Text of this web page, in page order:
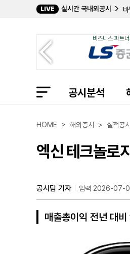
LIVE 실시간 국내외공시
비즈니스 파트
공시분석
HOME > 해외증시 > 실적공시
엑신 테크놀로
공시팀 기자 입력 2026-07-
매출총이익 전년 대